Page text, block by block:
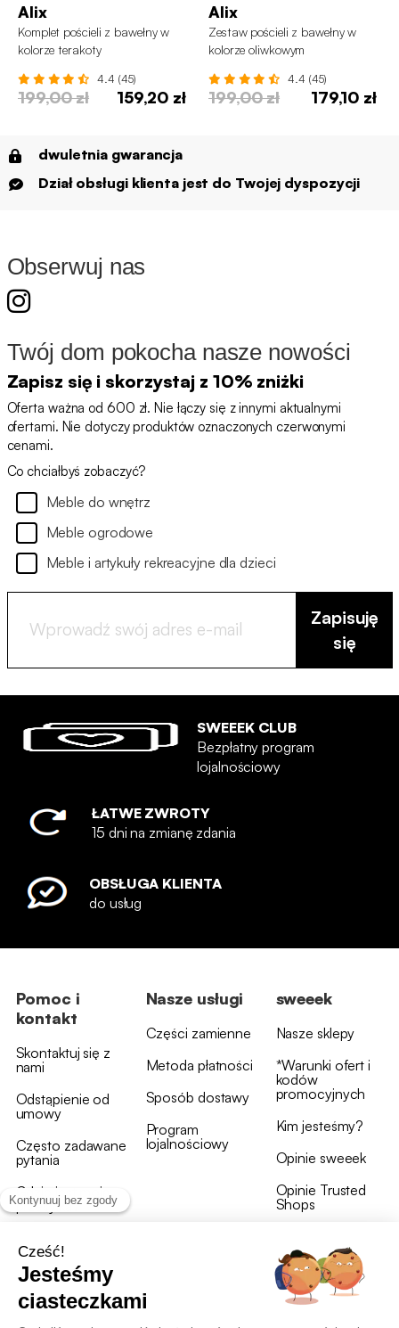
Alix
Komplet pościeli z bawełny w
kolorze terakoty
4.4 (45)
199,00 zł 159,20 zł
Alix
Zestaw pościeli z bawełny w
kolorze oliwkowym
4.4 (45)
199,00 zł 179,10 zł
dwuletnia gwarancja
Dział obsługi klienta jest do Twojej dyspozycji
Obserwuj nas
Twój dom pokocha nasze nowości
Zapisz się i skorzystaj z 10% zniżki
Oferta ważna od 600 zł. Nie łączy się z innymi aktualnymi
ofertami. Nie dotyczy produktów oznaczonych czerwonymi
cenami.
Co chciałbyś zobaczyć?
Meble do wnętrz
Meble ogrodowe
Meble i artykuły rekreacyjne dla dzieci
Zapisuję
się
SWEEEK CLUB
Bezpłatny program
lojalnościowy
ŁATWE ZWROTY
15 dni na zmianę zdania
OBSŁUGA KLIENTA
do usług
Pomoc i
kontakt
Skontaktuj się z
nami
Odstąpienie od
umowy
Często zadawane
pytania
Gdzie jest moja
przesyłka?
Nasze usługi
Części zamienne
Metoda płatności
Sposób dostawy
Program
lojalnościowy
sweeek
Nasze sklepy
*Warunki ofert i
kodów
promocyjnych
Kim jesteśmy?
Opinie sweeek
Opinie Trusted
Shops